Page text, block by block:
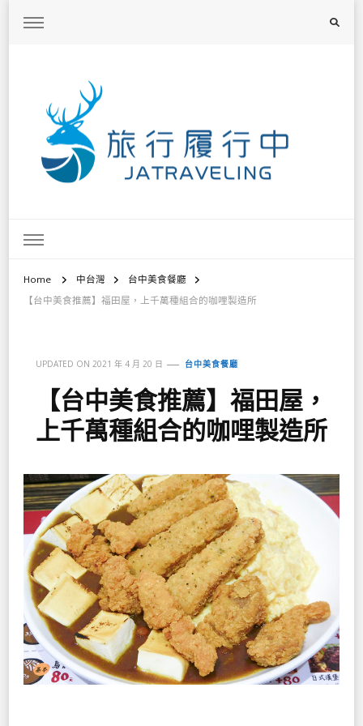
Home 中台灣
台中美食餐廳
【台中美食推薦】福田屋，上千萬種組合的咖哩製造所
UPDATED ON 2021 年 4 月 20 日 台中美食餐廳
【台中美食推薦】福田屋，
上千萬種組合的咖哩製造所